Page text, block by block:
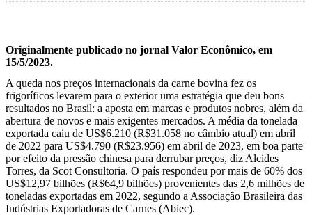
Originalmente publicado no jornal Valor Econômico, em
15/5/2023.
A queda nos preços internacionais da carne bovina fez os
frigoríficos levarem para o exterior uma estratégia que deu bons
resultados no Brasil: a aposta em marcas e produtos nobres, além da
abertura de novos e mais exigentes mercados. A média da tonelada
exportada caiu de US$6.210 (R$31.058 no câmbio atual) em abril
de 2022 para US$4.790 (R$23.956) em abril de 2023, em boa parte
por efeito da pressão chinesa para derrubar preços, diz Alcides
Torres, da Scot Consultoria. O país respondeu por mais de 60% dos
US$12,97 bilhões (R$64,9 bilhões) provenientes das 2,6 milhões de
toneladas exportadas em 2022, segundo a Associação Brasileira das
Indústrias Exportadoras de Carnes (Abiec).